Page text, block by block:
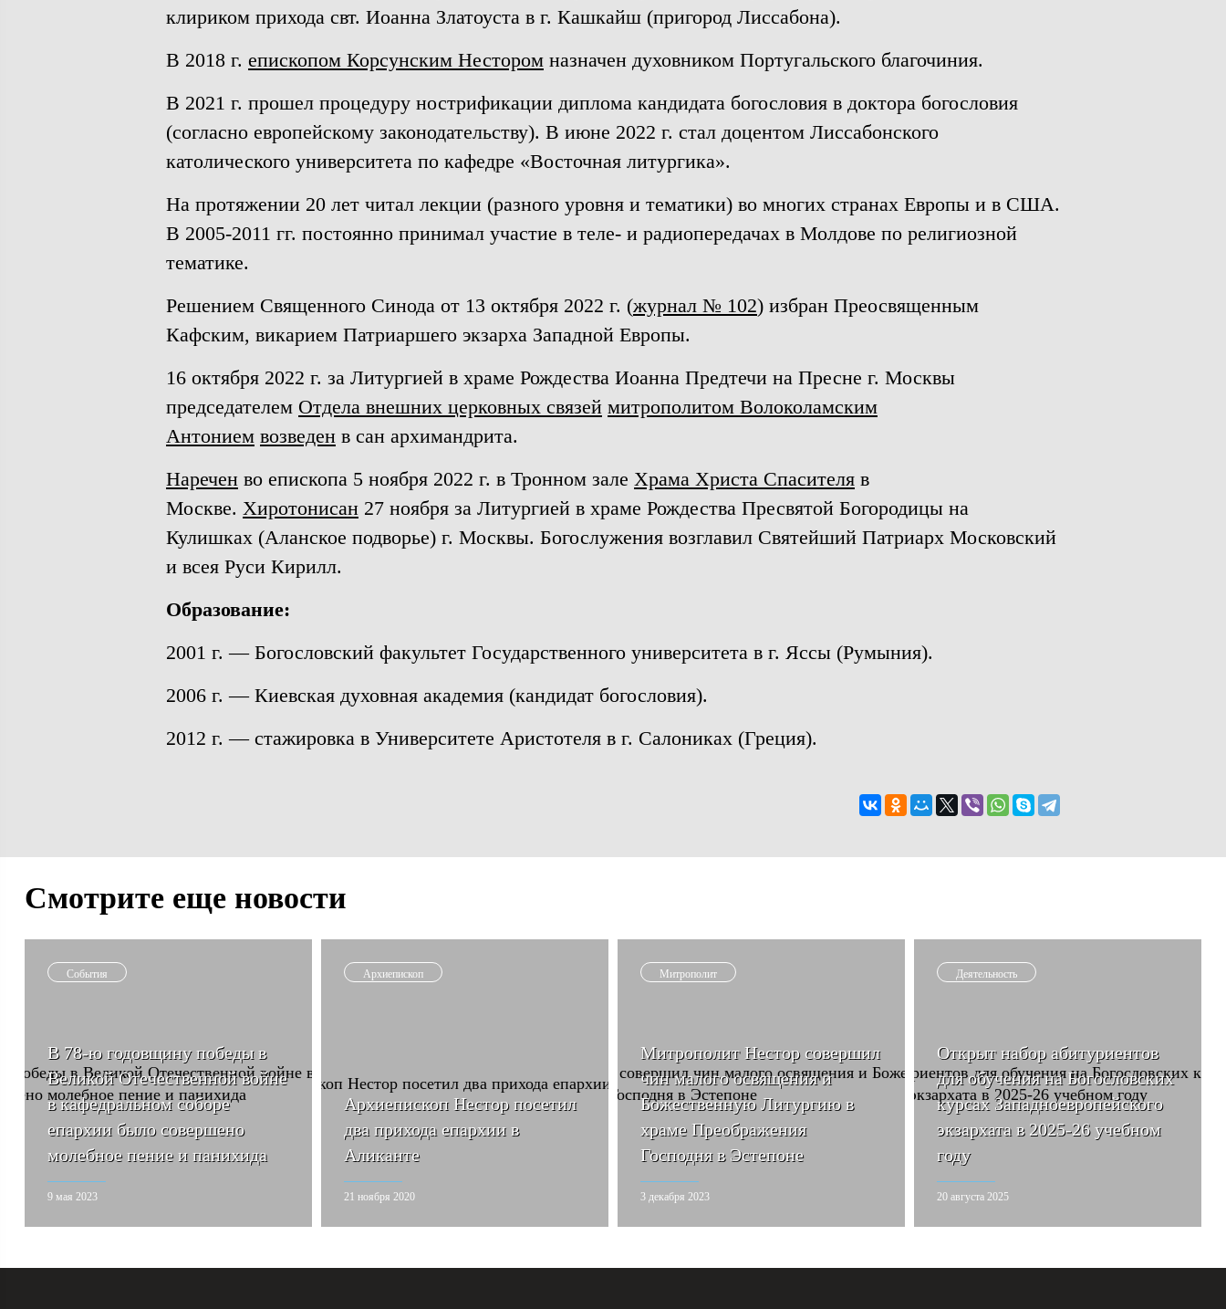
клириком прихода свт. Иоанна Златоуста в г. Кашкайш (пригород Лиссабона).
В 2018 г. епископом Корсунским Нестором назначен духовником Португальского благочиния.
В 2021 г. прошел процедуру нострификации диплома кандидата богословия в доктора богословия
(согласно европейскому законодательству). В июне 2022 г. стал доцентом Лиссабонского
католического университета по кафедре «Восточная литургика».
На протяжении 20 лет читал лекции (разного уровня и тематики) во многих странах Европы и в США.
В 2005-2011 гг. постоянно принимал участие в теле- и радиопередачах в Молдове по религиозной
тематике.
Решением Священного Синода от 13 октября 2022 г. (журнал № 102) избран Преосвященным
Кафским, викарием Патриаршего экзарха Западной Европы.
16 октября 2022 г. за Литургией в храме Рождества Иоанна Предтечи на Пресне г. Москвы
председателем Отдела внешних церковных связей митрополитом Волоколамским
Антонием возведен в сан архимандрита.
Наречен во епископа 5 ноября 2022 г. в Тронном зале Храма Христа Спасителя в
Москве. Хиротонисан 27 ноября за Литургией в храме Рождества Пресвятой Богородицы на
Кулишках (Аланское подворье) г. Москвы. Богослужения возглавил Святейший Патриарх Московский
и всея Руси Кирилл.
Образование:
2001 г. — Богословский факультет Государственного университета в г. Яссы (Румыния).
2006 г. — Киевская духовная академия (кандидат богословия).
2012 г. — стажировка в Университете Аристотеля в г. Салониках (Греция).
Смотрите еще новости
События
В 78-ю годовщину победы в
Великой Отечественной войне
в кафедральном соборе
епархии было совершено
молебное пение и панихида
9 мая 2023
Архиепископ
Архиепископ Нестор посетил
два прихода епархии в
Аликанте
21 ноября 2020
Митрополит
Митрополит Нестор совершил
чин малого освящения и
Божественную Литургию в
храме Преображения
Господня в Эстепоне
3 декабря 2023
Деятельность
Открыт набор абитуриентов
для обучения на Богословских
курсах Западноевропейского
экзархата в 2025-26 учебном
году
20 августа 2025